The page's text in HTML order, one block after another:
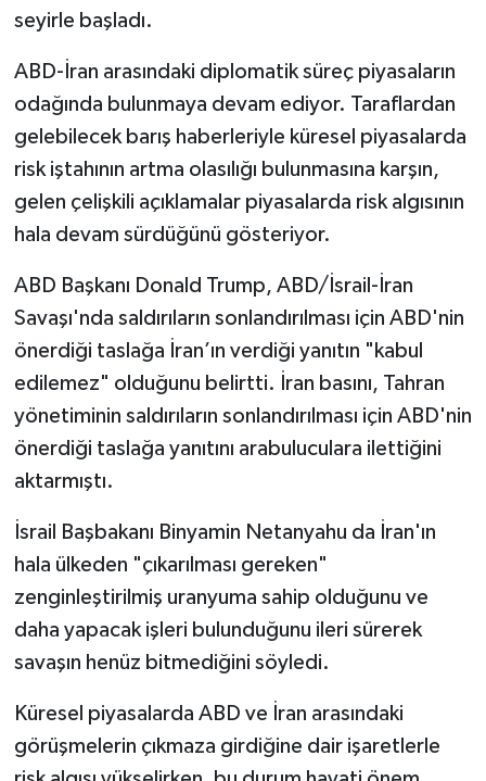
seyirle başladı.
ABD-İran arasındaki diplomatik süreç piyasaların
odağında bulunmaya devam ediyor. Taraflardan
gelebilecek barış haberleriyle küresel piyasalarda
risk iştahının artma olasılığı bulunmasına karşın,
gelen çelişkili açıklamalar piyasalarda risk algısının
hala devam sürdüğünü gösteriyor.
ABD Başkanı Donald Trump, ABD/İsrail-İran
Savaşı'nda saldırıların sonlandırılması için ABD'nin
önerdiği taslağa İran’ın verdiği yanıtın "kabul
edilemez" olduğunu belirtti. İran basını, Tahran
yönetiminin saldırıların sonlandırılması için ABD'nin
önerdiği taslağa yanıtını arabuluculara ilettiğini
aktarmıştı.
İsrail Başbakanı Binyamin Netanyahu da İran'ın
hala ülkeden "çıkarılması gereken"
zenginleştirilmiş uranyuma sahip olduğunu ve
daha yapacak işleri bulunduğunu ileri sürerek
savaşın henüz bitmediğini söyledi.
Küresel piyasalarda ABD ve İran arasındaki
görüşmelerin çıkmaza girdiğine dair işaretlerle